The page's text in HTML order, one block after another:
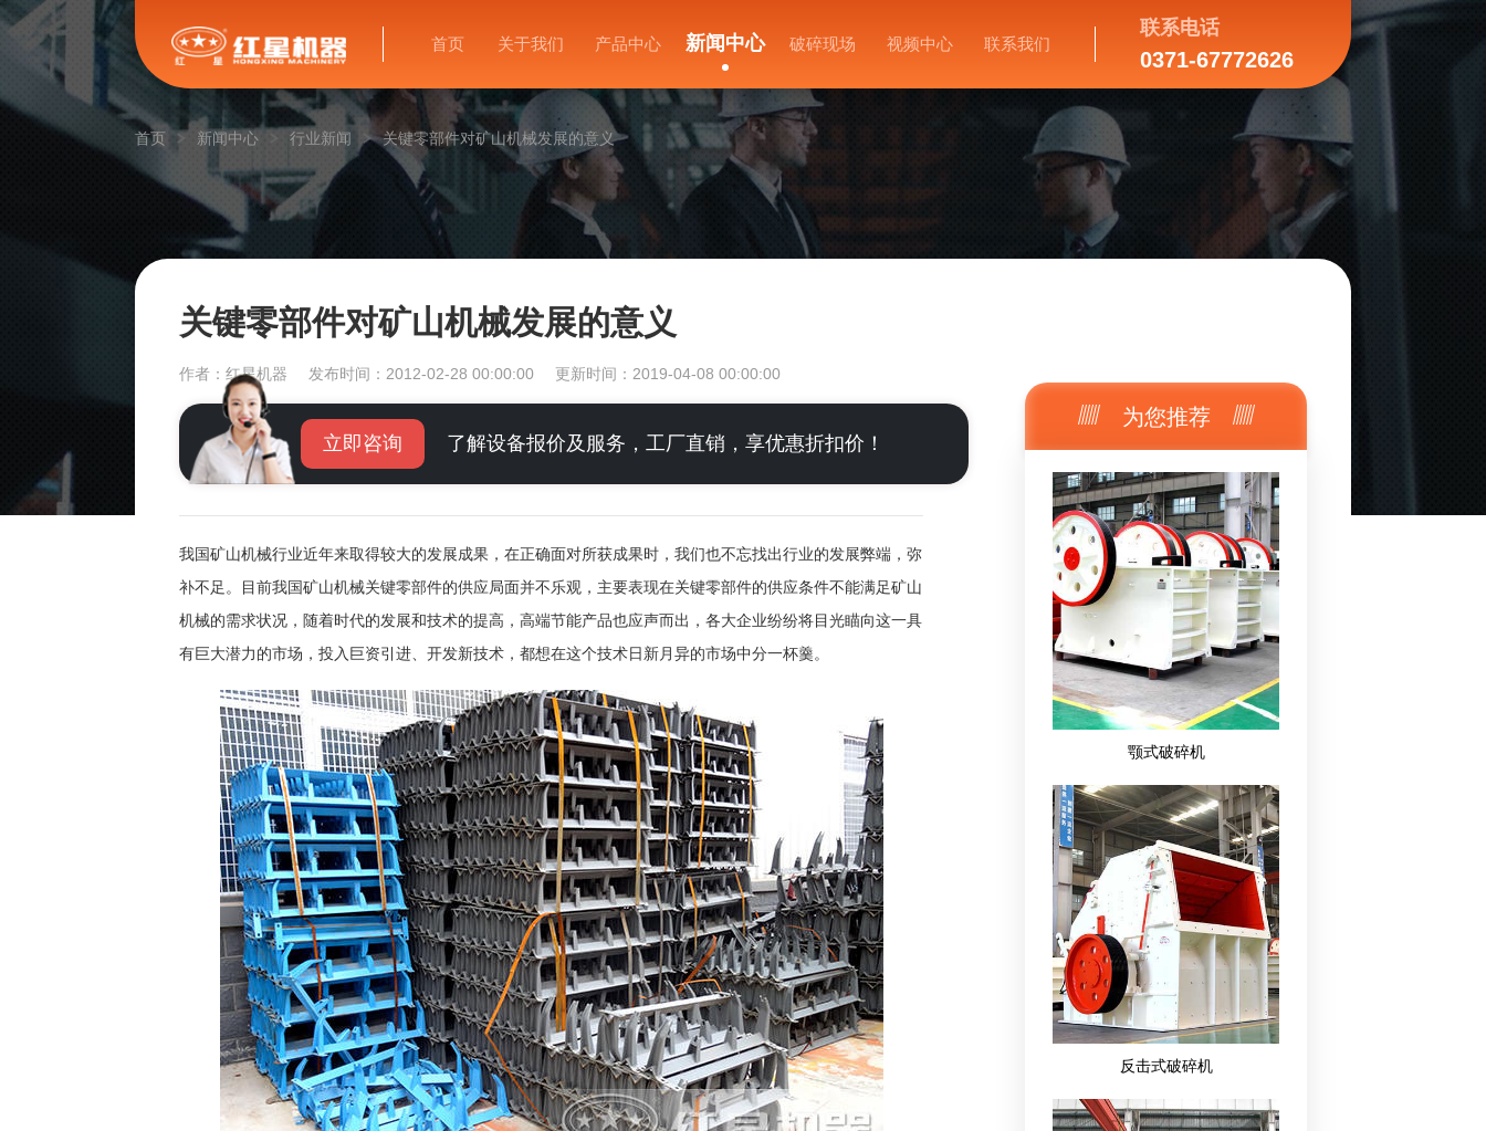
首页 关于我们 产品中心 新闻中心 破碎现场 视频中心 联系我们
联系电话
0371-67772626
首页 新闻中心 行业新闻 关键零部件对矿山机械发展的意义
关键零部件对矿山机械发展的意义
作者：红星机器 发布时间：2012-02-28 00:00:00 更新时间：2019-04-08 00:00:00
立即咨询 了解设备报价及服务，工厂直销，享优惠折扣价！
我国矿山机械行业近年来取得较大的发展成果，在正确面对所获成果时，我们也不忘找出行业的发展弊端，弥
补不足。目前我国矿山机械关键零部件的供应局面并不乐观，主要表现在关键零部件的供应条件不能满足矿山
机械的需求状况，随着时代的发展和技术的提高，高端节能产品也应声而出，各大企业纷纷将目光瞄向这一具
有巨大潜力的市场，投入巨资引进、开发新技术，都想在这个技术日新月异的市场中分一杯羹。
为您推荐
颚式破碎机
反击式破碎机